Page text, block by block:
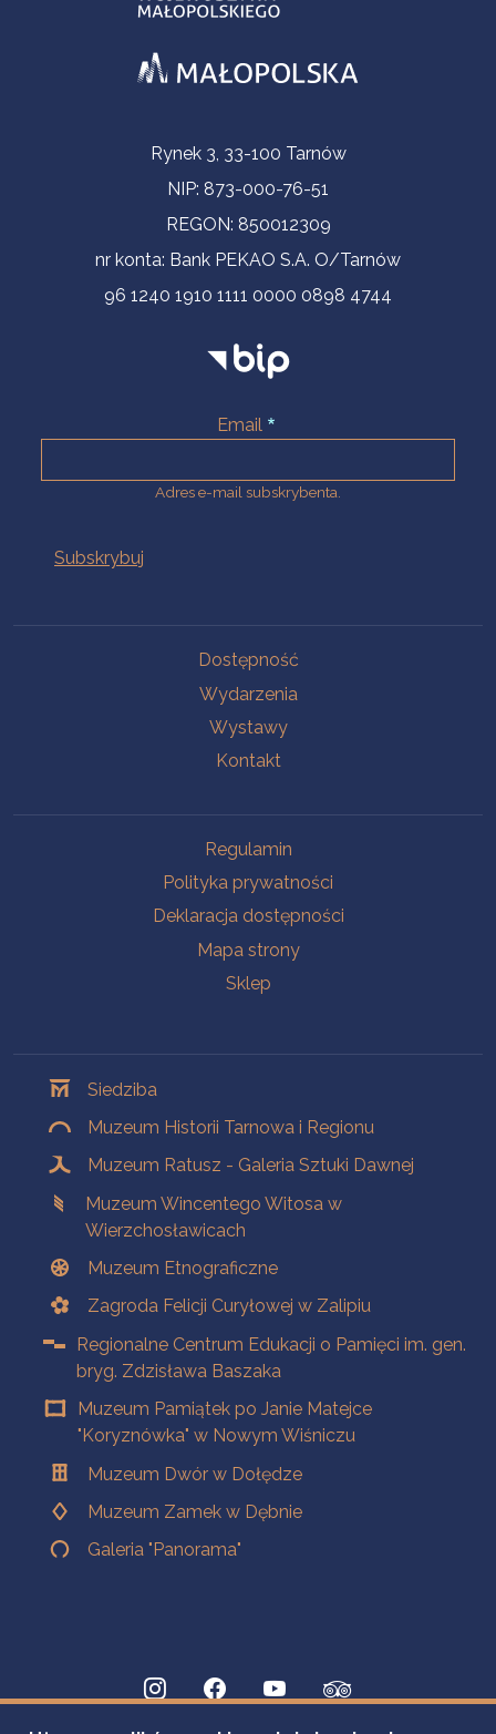
Informacje kontaktoweRynek 3, 33-100 Tarnów
NIP: 873-000-76-51
REGON: 850012309
nr konta: Bank PEKAO S.A. O/Tarnów
96 1240 1910 1111 0000 0898 4744
Email
Adres e-mail subskrybenta.
Dostępność
Wydarzenia
Wystawy
Kontakt
Regulamin
Polityka prywatności
Deklaracja dostępności
Mapa strony
Sklep
Siedziba
Muzeum Historii Tarnowa i Regionu
Muzeum Ratusz - Galeria Sztuki Dawnej
Muzeum Wincentego Witosa w
Wierzchosławicach
Muzeum Etnograficzne
Zagroda Felicji Curyłowej w Zalipiu
Regionalne Centrum Edukacji o Pamięci im. gen.
bryg. Zdzisława Baszaka
Muzeum Pamiątek po Janie Matejce
"Koryznówka" w Nowym Wiśniczu
Muzeum Dwór w Dołędze
Muzeum Zamek w Dębnie
Galeria "Panorama"